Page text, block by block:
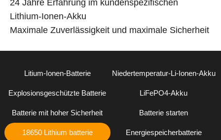
24 Jahre Erfahrung im kundenspezifischen
Lithium-Ionen-Akku
Maximale Zuverlässigkeit und maximale Sicherheit
Litium-Ionen-Batterie Niedertemperatur-Li-Ionen-Akku
Explosionsgeschützte Batterie LiFePO4-Akku
Batterie mit hoher Sicherheit Batterie starten
18650 Lithium batterie Energiespeicherbatterie